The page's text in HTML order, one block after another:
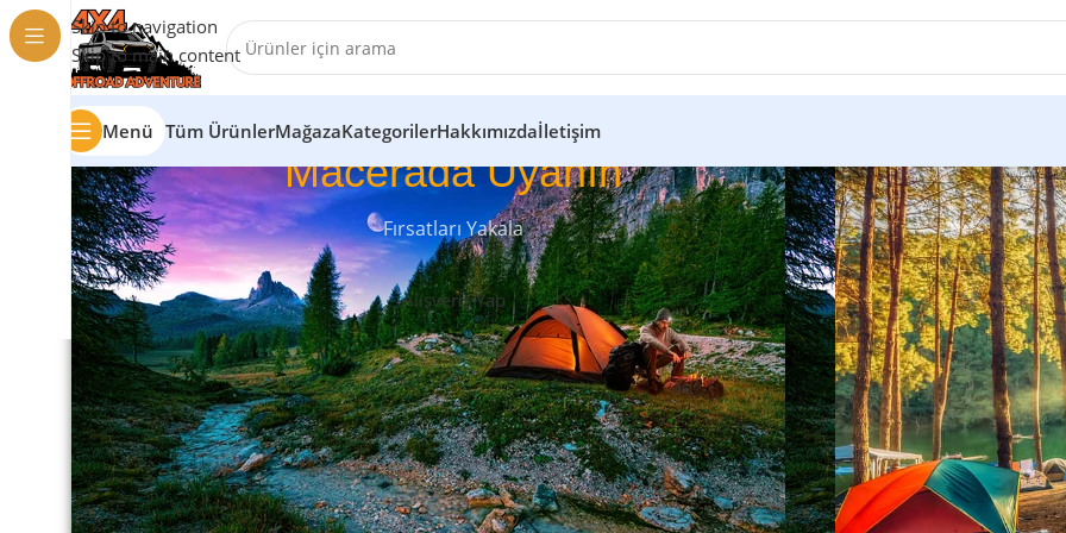
Skip to navigation
Skip to main content
Menü Tüm ÜrünlerMağazaKategorilerHakkımızdaİletişim
Macerada Uyanın
Fırsatları Yakala
Alışveriş Yap